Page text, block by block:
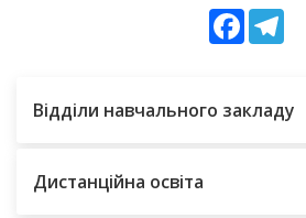
Facebook
Відділи навчального закладу
Дистанційна освіта